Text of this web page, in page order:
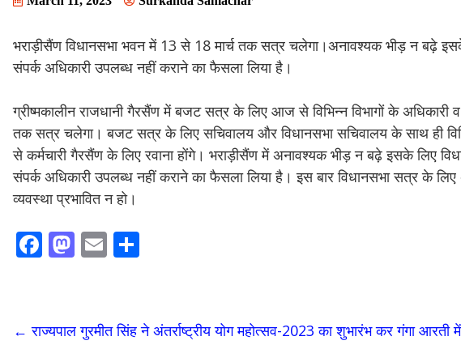
भराड़ीसैंण विधानसभा भवन में 13 से 18 मार्च तक सत्र चलेगा।अनावश्यक भीड़ न बढ़े
संपर्क अधिकारी उपलब्ध नहीं कराने का फैसला लिया है।
ग्रीष्मकालीन राजधानी गैरसैंण में बजट सत्र के लिए आज से विभिन्न विभागों के अधिकारी
तक सत्र चलेगा। बजट सत्र के लिए सचिवालय और विधानसभा सचिवालय के साथ ही
से कर्मचारी गैरसैंण के लिए रवाना होंगे। भराड़ीसैंण में अनावश्यक भीड़ न बढ़े इसके लिए
संपर्क अधिकारी उपलब्ध नहीं कराने का फैसला लिया है। इस बार विधानसभा सत्र के
व्यवस्था प्रभावित न हो।
F
b
M
d
E
l e
← राज्यपाल गुरमीत सिंह ने अंतर्राष्ट्रीय योग महोत्सव-2023 का शुभारंभ कर गंगा आरती